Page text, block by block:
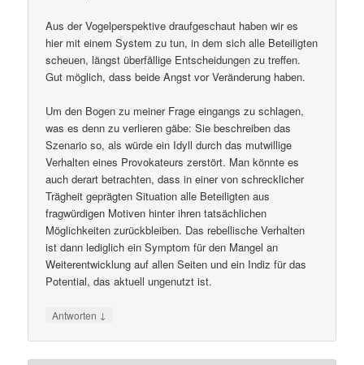
Aus der Vogelperspektive draufgeschaut haben wir es
hier mit einem System zu tun, in dem sich alle Beteiligten
scheuen, längst überfällige Entscheidungen zu treffen.
Gut möglich, dass beide Angst vor Veränderung haben.
Um den Bogen zu meiner Frage eingangs zu schlagen,
was es denn zu verlieren gäbe: Sie beschreiben das
Szenario so, als würde ein Idyll durch das mutwillige
Verhalten eines Provokateurs zerstört. Man könnte es
auch derart betrachten, dass in einer von schrecklicher
Trägheit geprägten Situation alle Beteiligten aus
fragwürdigen Motiven hinter ihren tatsächlichen
Möglichkeiten zurückbleiben. Das rebellische Verhalten
ist dann lediglich ein Symptom für den Mangel an
Weiterentwicklung auf allen Seiten und ein Indiz für das
Potential, das aktuell ungenutzt ist.
Antworten ↓